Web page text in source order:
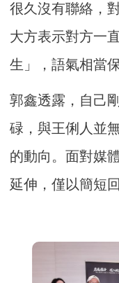
很久沒有聯絡，
大方表示對方一
生」，語氣相當保
郭鑫透露，自己
碌，與王俐人並
的動向。面對媒
延伸，僅以簡短